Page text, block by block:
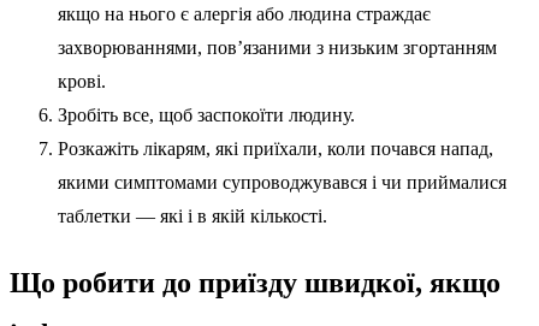
якщо на нього є алергія або людина страждає
захворюваннями, пов’язаними з низьким згортанням
крові.
Зробіть все, щоб заспокоїти людину.
Розкажіть лікарям, які приїхали, коли почався напад,
якими симптомами супроводжувався і чи приймалися
таблетки — які і в якій кількості.
Що робити до приїзду швидкої, якщо